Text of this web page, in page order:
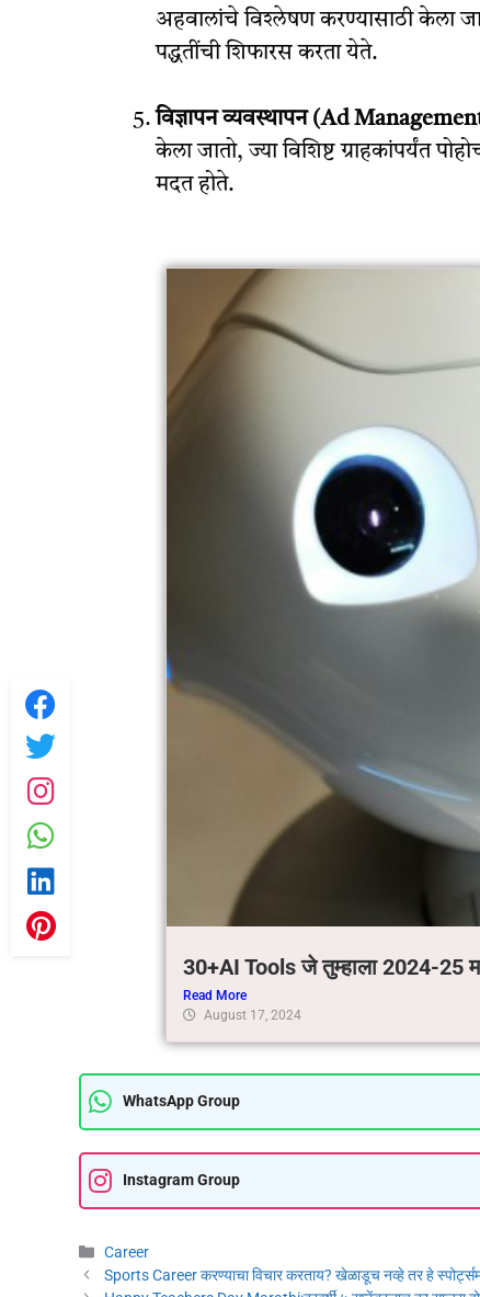
अहवालांचे विश्लेषण करण्यासाठी केला
पद्धतींची शिफारस करता येते.
विज्ञापन व्यवस्थापन (Ad
केला जातो, ज्या विशिष्ट ग्राहकांपर्यंत
मदत होते.
30+AI Tools जे तुम्हाला 2024-25
Read More
August 17, 2024
WhatsApp Group
Instagram Group
Career
Sports Career करण्याचा विचार करताय? खेळाडूच नव्हे तर हे